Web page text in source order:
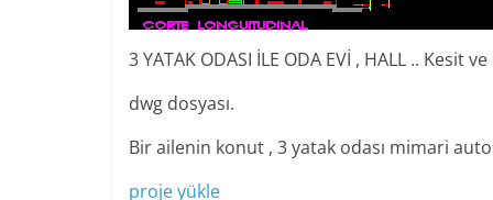
3 YATAK ODASI İLE ODA EVİ , HALL .. Kesit
dwg dosyası.
Bir ailenin konut , 3 yatak odası mimari
proje yükle